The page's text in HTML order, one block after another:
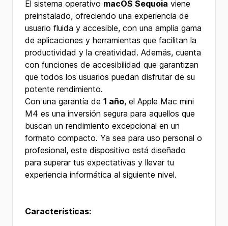
El sistema operativo macOS Sequoia viene
preinstalado, ofreciendo una experiencia de
usuario fluida y accesible, con una amplia gama
de aplicaciones y herramientas que facilitan la
productividad y la creatividad. Además, cuenta
con funciones de accesibilidad que garantizan
que todos los usuarios puedan disfrutar de su
potente rendimiento.
Con una garantía de 1 año, el Apple Mac mini
M4 es una inversión segura para aquellos que
buscan un rendimiento excepcional en un
formato compacto. Ya sea para uso personal o
profesional, este dispositivo está diseñado
para superar tus expectativas y llevar tu
experiencia informática al siguiente nivel.
Características: